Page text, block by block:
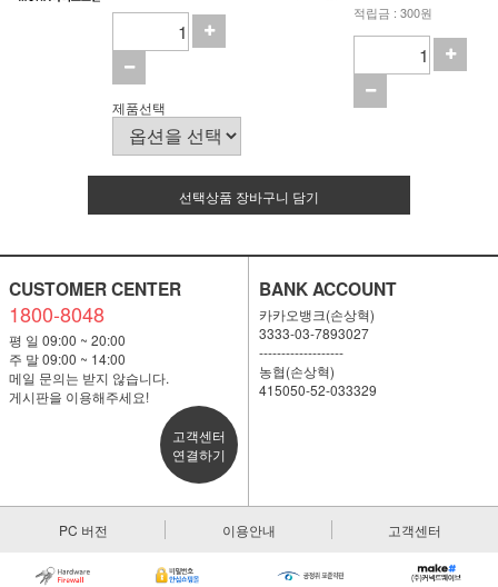
제품선택
적립금 : 300원
선택상품 장바구니 담기
CUSTOMER CENTER
1800-8048
평 일 09:00 ~ 20:00
주 말 09:00 ~ 14:00
메일 문의는 받지 않습니다.
게시판을 이용해주세요!
고객센터
연결하기
BANK ACCOUNT
카카오뱅크(손상혁)
3333-03-7893027
-------------------
농협(손상혁)
415050-52-033329
PC 버전 이용안내 고객센터